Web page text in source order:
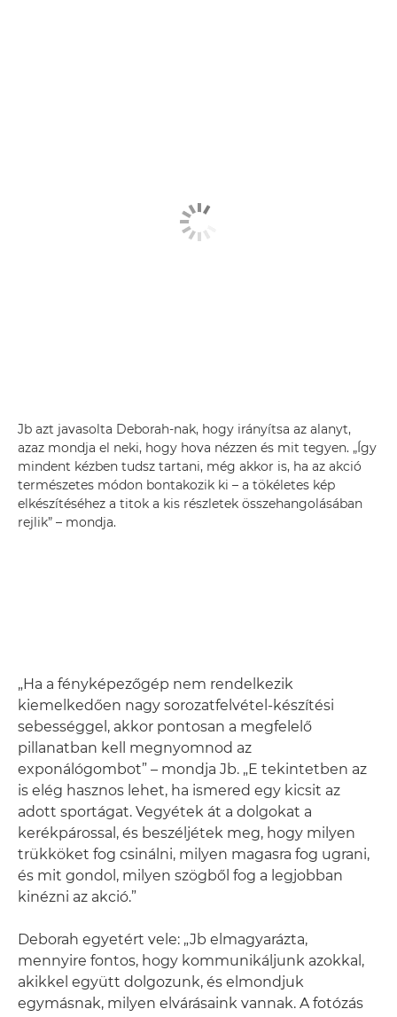
Jb azt javasolta Deborah-nak, hogy irányítsa az alanyt,
azaz mondja el neki, hogy hova nézzen és mit tegyen. „Így
mindent kézben tudsz tartani, még akkor is, ha az akció
természetes módon bontakozik ki – a tökéletes kép
elkészítéséhez a titok a kis részletek összehangolásában
rejlik” – mondja.
„Ha a fényképezőgép nem rendelkezik
kiemelkedően nagy sorozatfelvétel-készítési
sebességgel, akkor pontosan a megfelelő
pillanatban kell megnyomnod az
exponálógombot” – mondja Jb. „E tekintetben az
is elég hasznos lehet, ha ismered egy kicsit az
adott sportágat. Vegyétek át a dolgokat a
kerékpárossal, és beszéljétek meg, hogy milyen
trükköket fog csinálni, milyen magasra fog ugrani,
és mit gondol, milyen szögből fog a legjobban
kinézni az akció.”
Deborah egyetért vele: „Jb elmagyarázta,
mennyire fontos, hogy kommunikáljunk azokkal,
akikkel együtt dolgozunk, és elmondjuk
egymásnak, milyen elvárásaink vannak. A fotózás